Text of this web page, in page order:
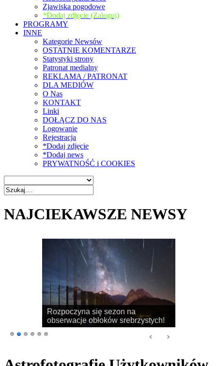
Zjawiska pogodowe
*Dodaj zdjęcie (Zaloguj)
PROGRAMY
INNE
Kategorie Newsów
OSTATNIE KOMENTARZE
Statystyki strony
Patronat medialny
REKLAMA / PATRONAT
DLA MEDIÓW
O Nas
KONTAKT
Linki
DOŁĄCZ DO NAS
Logowanie
Rejestracja
*Dodaj zdjęcie
*Dodaj news
PRYWATNOŚĆ i COOKIES
NAJCIEKAWSZE NEWSY
Rozpoczyna się sezon na
obserwacje obłoków srebrzystych!